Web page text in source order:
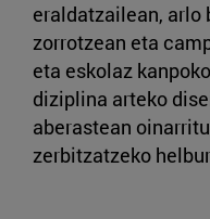
eraldatzailean, arlo
zorrotzean eta
eta eskolaz
diziplina arteko
aberastean
zerbitzatzeko